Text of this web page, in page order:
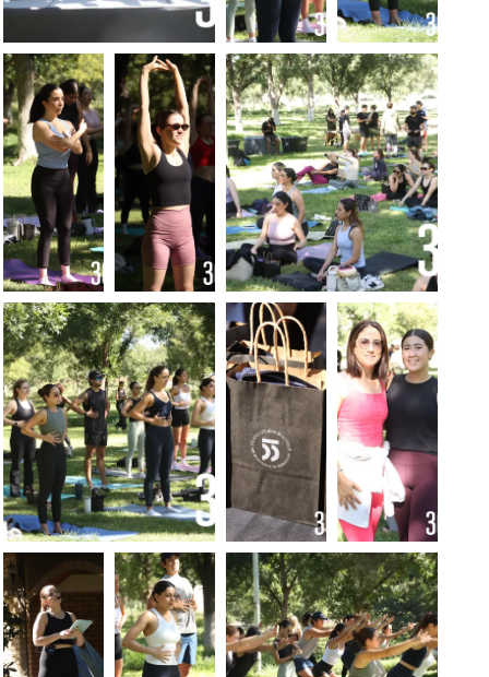
FOTO:
LUIS
MELÉNDEZ
FOTO:
LUIS
MELÉNDEZ
FOTO:
LUIS
MELÉNDEZ
FOTO:
LUIS
MELÉNDEZ
FOTO:
LUIS
MELÉNDEZ
FOTO:
LUIS
MELENDEZ
FOTO: LUIS
MELENDEZ
FOTO: LUIS
MELENDEZ
FOTO: LUIS
MELENDEZ